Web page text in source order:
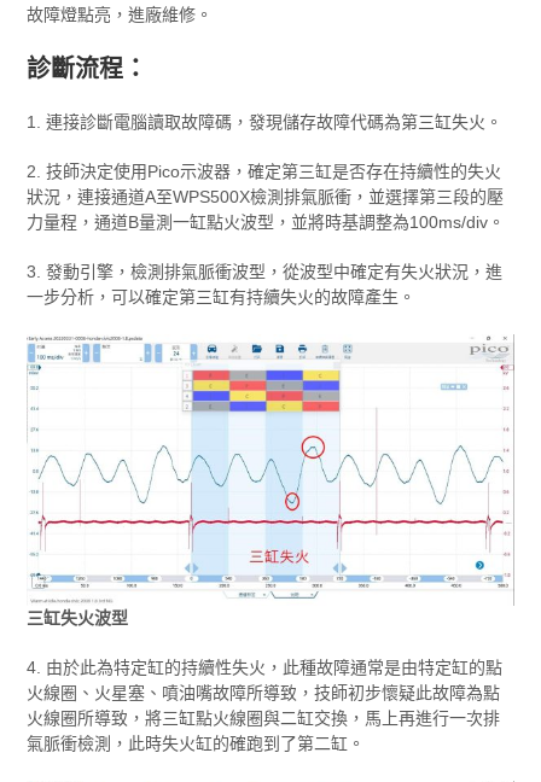
故障燈點亮，進廠維修。
診斷流程：
1. 連接診斷電腦讀取故障碼，發現儲存故障代碼為第三缸失火。
2. 技師決定使用Pico示波器，確定第三缸是否存在持續性的失火
狀況，連接通道A至WPS500X檢測排氣脈衝，並選擇第三段的壓
力量程，通道B量測一缸點火波型，並將時基調整為100ms/div。
3. 發動引擎，檢測排氣脈衝波型，從波型中確定有失火狀況，進
一步分析，可以確定第三缸有持續失火的故障產生。
三缸失火波型
4. 由於此為特定缸的持續性失火，此種故障通常是由特定缸的點
火線圈、火星塞、噴油嘴故障所導致，技師初步懷疑此故障為點
火線圈所導致，將三缸點火線圈與二缸交換，馬上再進行一次排
氣脈衝檢測，此時失火缸的確跑到了第二缸。